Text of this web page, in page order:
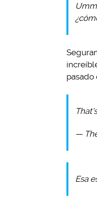
pasado
—
Esa